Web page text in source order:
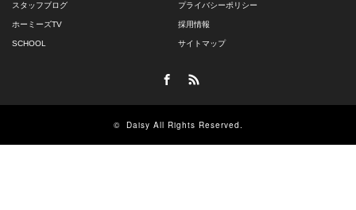
スタッフブログ
ホーミーズTV
SCHOOL
プライバシーポリシー
採用情報
サイトマップ
© Daisy All Rights Reserved.